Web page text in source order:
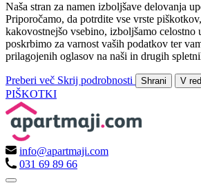
Naša stran za namen izboljšave delovanja
Priporočamo, da potrdite vse vrste
kakovostnejšo vsebino, izboljšamo celostno
poskrbimo za varnost vaših podatkov ter
prilagojenih oglasov na naši in drugih
Preberi več Skrij podrobnosti Shrani V
PIŠKOTKI
info@apartmaji.com
031 69 89 66